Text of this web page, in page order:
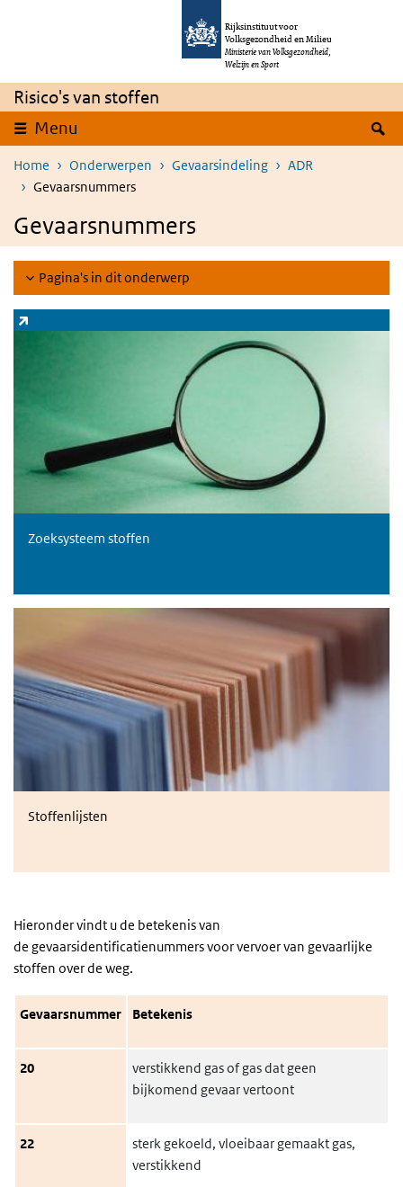
Overslaan en naar de inhoud gaan
Rijksinstituut voor
Volksgezondheid en Milieu
Ministerie van Volksgezondheid,
Welzijn en Sport
Risico's van stoffen
Menu
Home Onderwerpen Gevaarsindeling
ADR
Gevaarsnummers
Gevaarsnummers
Pagina's in dit onderwerp
Zoeksysteem stoffen
(externe link)
Zoeksysteem stoffen
Stoffenlijsten
Hieronder vindt u de betekenis van
de gevaarsidentificatienummers voor vervoer van gevaarlijke
stoffen over de weg.
Gevaarsnummer Betekenis
20
verstikkend gas of gas dat geen
bijkomend gevaar vertoont
22
sterk gekoeld, vloeibaar gemaakt gas,
verstikkend